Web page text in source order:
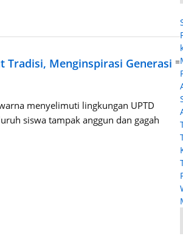
Tradisi, Menginspirasi Generasi
menyelimuti lingkungan UPTD
siswa tampak anggun dan gagah
=